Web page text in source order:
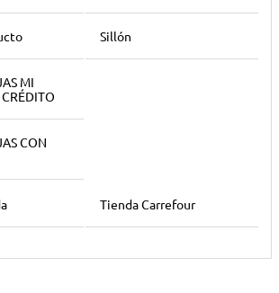
Sillón
MI
CON
Tienda Carrefour